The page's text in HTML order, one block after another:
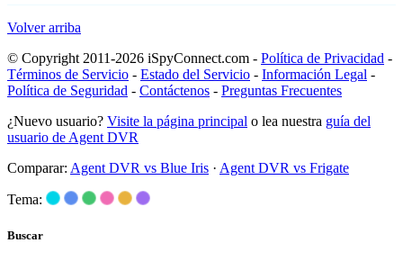
Volver arriba
© Copyright 2011-2026 iSpyConnect.com - Política de Privacidad -
Términos de Servicio - Estado del Servicio - Información Legal -
Política de Seguridad - Contáctenos - Preguntas Frecuentes
¿Nuevo usuario? Visite la página principal o lea nuestra guía del
usuario de Agent DVR
Comparar: Agent DVR vs Blue Iris · Agent DVR vs Frigate
Tema:
Buscar